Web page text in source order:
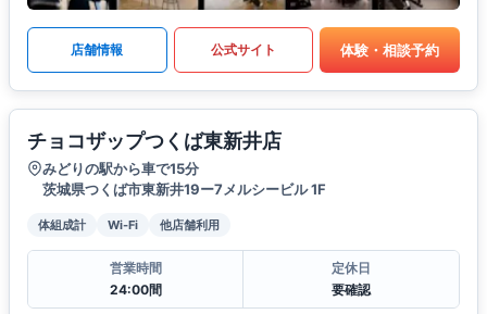
店舗情報 公式サイト 体験・相談予約
チョコザップつくば東新井店
みどりの駅から車で15分
茨城県つくば市東新井19ー7メルシービル 1F
体組成計 Wi-Fi 他店舗利用
営業時間
24:00間
定休日
要確認